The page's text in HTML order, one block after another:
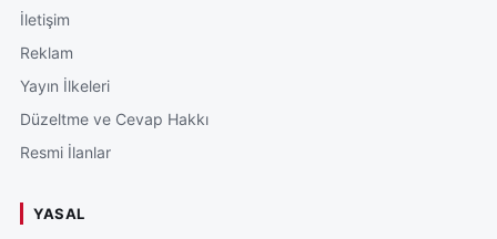
İletişim
Reklam
Yayın İlkeleri
Düzeltme ve Cevap Hakkı
Resmi İlanlar
YASAL